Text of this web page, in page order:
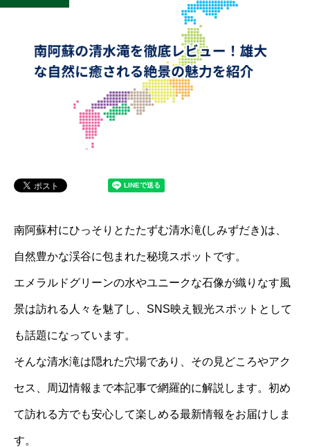
南阿蘇村にひっそりとたたずむ清水滝(しみずだき)は、
自然豊かな渓谷に包まれた秘境スポットです。
エメラルドグリーンの水やユニークな石像が織りなす風
景は訪れる人々を魅了し、SNS映え観光スポットとして
も話題になっています。
そんな清水滝は隠れた穴場であり、その見どころやアク
セス、周辺情報まで本記事で網羅的に解説します。初め
て訪れる方でも安心して楽しめる最新情報をお届けしま
す。